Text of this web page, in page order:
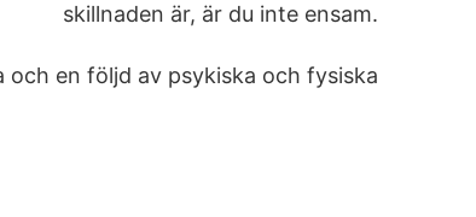
skillnaden är, är du inte ensam.
och en följd av psykiska och fysiska